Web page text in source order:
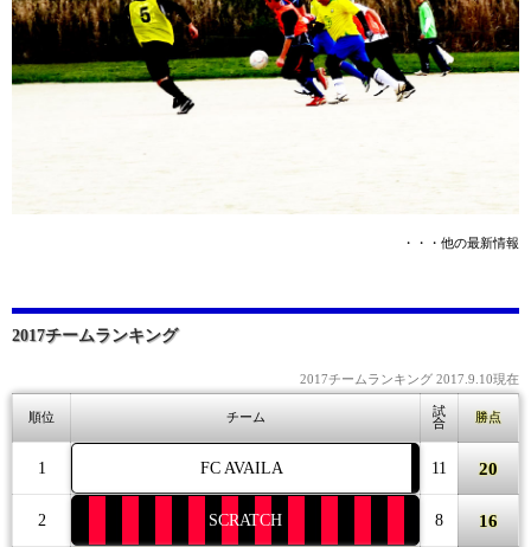
・・・他の最新情報
2017チームランキング
2017チームランキング 2017.9.10現在
順位 チーム
試
合
勝点
1 FC AVAILA 11 20
2 SCRATCH 8 16